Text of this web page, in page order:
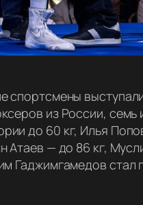
спортсмены
из России, семь
до 60 кг, Илья
Атаев — до 86 кг,
Гаджимгамедов стал